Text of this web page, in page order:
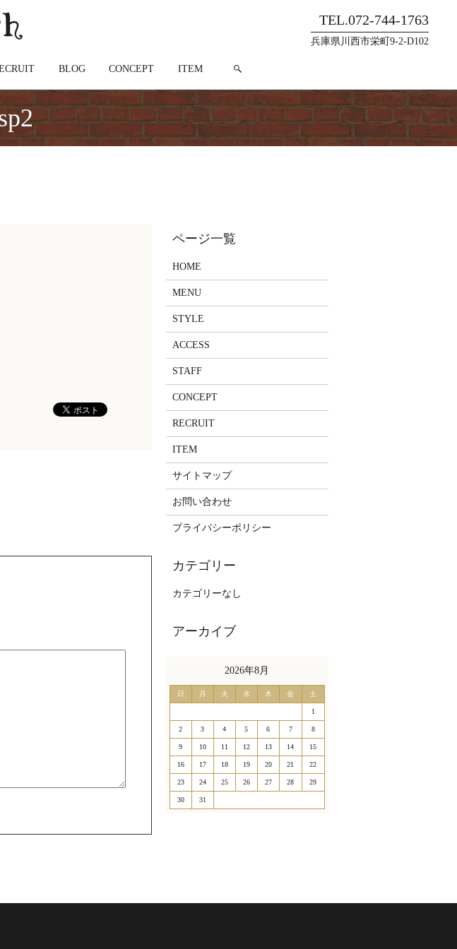
TEL.072-744-1763
兵庫県川西市栄町9-2-D102
BLOG CONCEPT ITEM
HOME
MENU
STYLE
ACCESS
STAFF
CONCEPT
RECRUIT
ITEM
サイトマップ
お問い合わせ
プライバシーポリシー
カテゴリーなし
2026年8月
日 月 火 水 木 金 土
1
2 3 4 5 6 7 8
9 10 11 12 13 14 15
16 17 18 19 20 21 22
23 24 25 26 27 28 29
30 31